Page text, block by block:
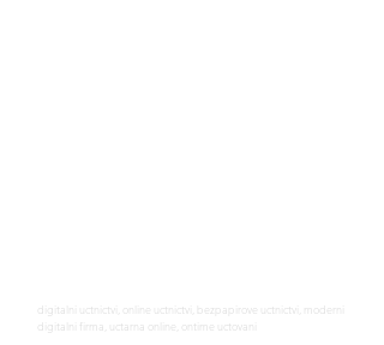
digitalni uctnictvi, online uctnictvi, bezpapirove uctnictvi, moderni
digitalni firma, uctarna online, ontime uctovani